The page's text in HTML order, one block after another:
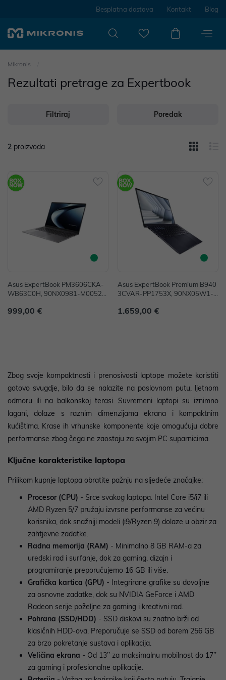
Besplatna dostava Kontakt Blog
Mikronis
Rezultati pretrage za Expertbook
Filtriraj Poredak
2 proizvoda
Asus ExpertBook PM3606CKA-
WB63C0H, 90NX0981-M00520,
30, 16GB, 512GB SSD, W11, AM
999,00 €
Asus ExpertBook Premium B940
3CVAR-PP1753X, 90NX05W1-
tel Core 7 150U, 32GB, 1TB, Win
1.659,00 €
Zbog svoje kompaktnosti i prenosivosti laptope možete koristiti
gotovo svugdje, bilo da se nalazite na poslovnom putu, ljetnom
odmoru ili na balkonskoj terasi. Suvremeni laptopi su iznimno
lagani, dolaze s raznim dimenzijama ekrana i kompaktnim
kućištima. Krase ih vrhunske komponente koje omogućuju dobre
performanse zbog čega ne zaostaju za svojim PC suparnicima.
Ključne karakteristike laptopa
Prilikom kupnje laptopa obratite pažnju na sljedeće značajke:
Procesor (CPU) - Srce svakog laptopa. Intel Core i5/i7 ili
AMD Ryzen 5/7 pružaju izvrsne performanse za većinu
korisnika, dok snažniji modeli (i9/Ryzen 9) dolaze u obzir za
zahtjevne zadatke.
Radna memorija (RAM) - Minimalno 8 GB RAM-a za
uredski rad i surfanje, dok za gaming, dizajn i
programiranje preporučujemo 16 GB ili više.
Grafička kartica (GPU) - Integrirane grafike su dovoljne
za osnovne zadatke, dok su NVIDIA GeForce i AMD
Radeon serije poželjne za gaming i kreativni rad.
Pohrana (SSD/HDD) - SSD diskovi su znatno brži od
klasičnih HDD-ova. Preporučuje se SSD od barem 256 GB
za brzo pokretanje sustava i aplikacija.
Veličina ekrana - Od 13’’ za maksimalnu mobilnost do 17’’
za gaming i profesionalne aplikacije.